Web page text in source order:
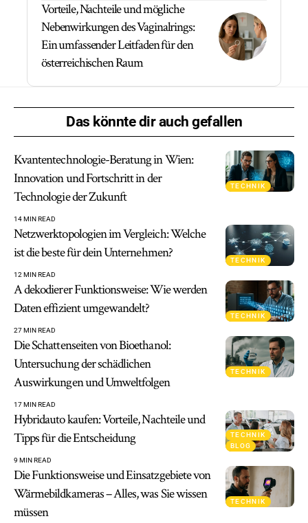
Vorteile, Nachteile und mögliche
Nebenwirkungen des Vaginalrings:
Ein umfassender Leitfaden für den
österreichischen Raum
Das könnte dir auch gefallen
TECHNIK
Kvantentechnologie-Beratung in Wien:
Innovation und Fortschritt in der
Technologie der Zukunft
14 MIN READ
TECHNIK
Netzwerktopologien im Vergleich: Welche
ist die beste für dein Unternehmen?
12 MIN READ
TECHNIK
A dekodierer Funktionsweise: Wie werden
Daten effizient umgewandelt?
27 MIN READ
TECHNIK
Die Schattenseiten von Bioethanol:
Untersuchung der schädlichen
Auswirkungen und Umweltfolgen
17 MIN READ
TECHNIK
BLOG
Hybridauto kaufen: Vorteile, Nachteile und
Tipps für die Entscheidung
9 MIN READ
TECHNIK
Die Funktionsweise und Einsatzgebiete von
Wärmebildkameras – Alles, was Sie wissen
müssen